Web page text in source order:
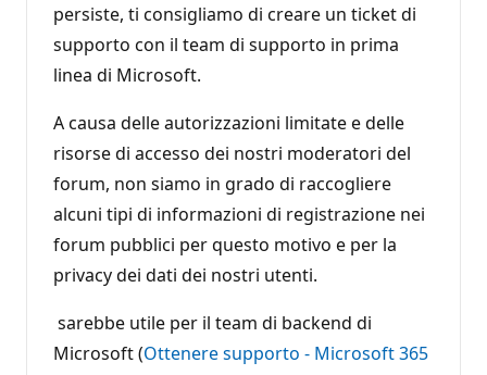
persiste, ti consigliamo di creare un ticket di
supporto con il team di supporto in prima
linea di Microsoft.
A causa delle autorizzazioni limitate e delle
risorse di accesso dei nostri moderatori del
forum, non siamo in grado di raccogliere
alcuni tipi di informazioni di registrazione nei
forum pubblici per questo motivo e per la
privacy dei dati dei nostri utenti.
sarebbe utile per il team di backend di
Microsoft (Ottenere supporto - Microsoft 365